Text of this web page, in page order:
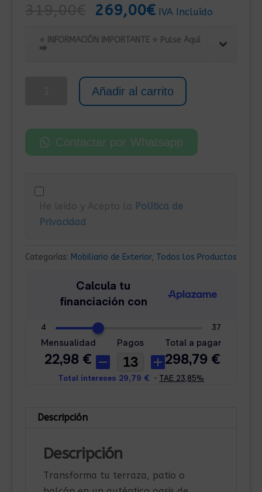
El
original
319,00€.
269,00€El
actual
269,00€.
IVA Incluído
⭐ INFORMACIÓN IMPORTANTE ⭐ Pulse Aquí
⮕
Sillones
para
Cojines
Ratán
Negro
Añadir al carrito
Contactar por Whatsapp
He leído y Acepto la Política de
Privacidad
Categorías: Mobiliario de Exterior, Todos los Productos
Descripción
Descripción
Transforma tu terraza, patio o